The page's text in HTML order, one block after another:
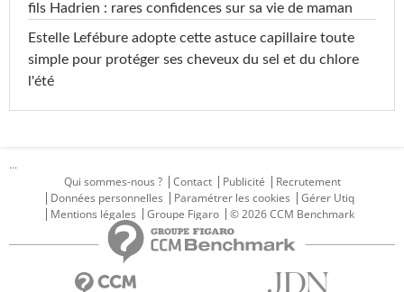
fils Hadrien : rares confidences sur sa vie de maman
Estelle Lefébure adopte cette astuce capillaire toute
simple pour protéger ses cheveux du sel et du chlore
l'été
...
Qui sommes-nous ?
Contact Publicité
Recrutement
Données personnelles
Paramétrer les cookies
Gérer Utiq
Mentions légales
Groupe Figaro © 2026 CCM Benchmark